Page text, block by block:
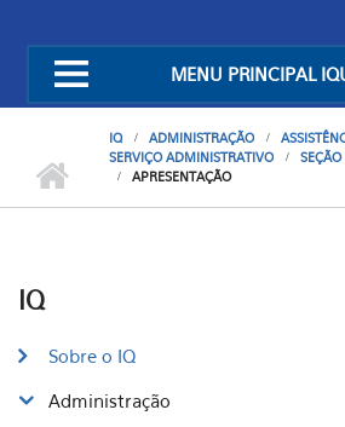
MENU PRINCIPAL
IQ ADMINISTRAÇÃO
SERVIÇO ADMINISTRATIVO
APRESENTAÇÃO
IQ
Sobre o IQ
Administração